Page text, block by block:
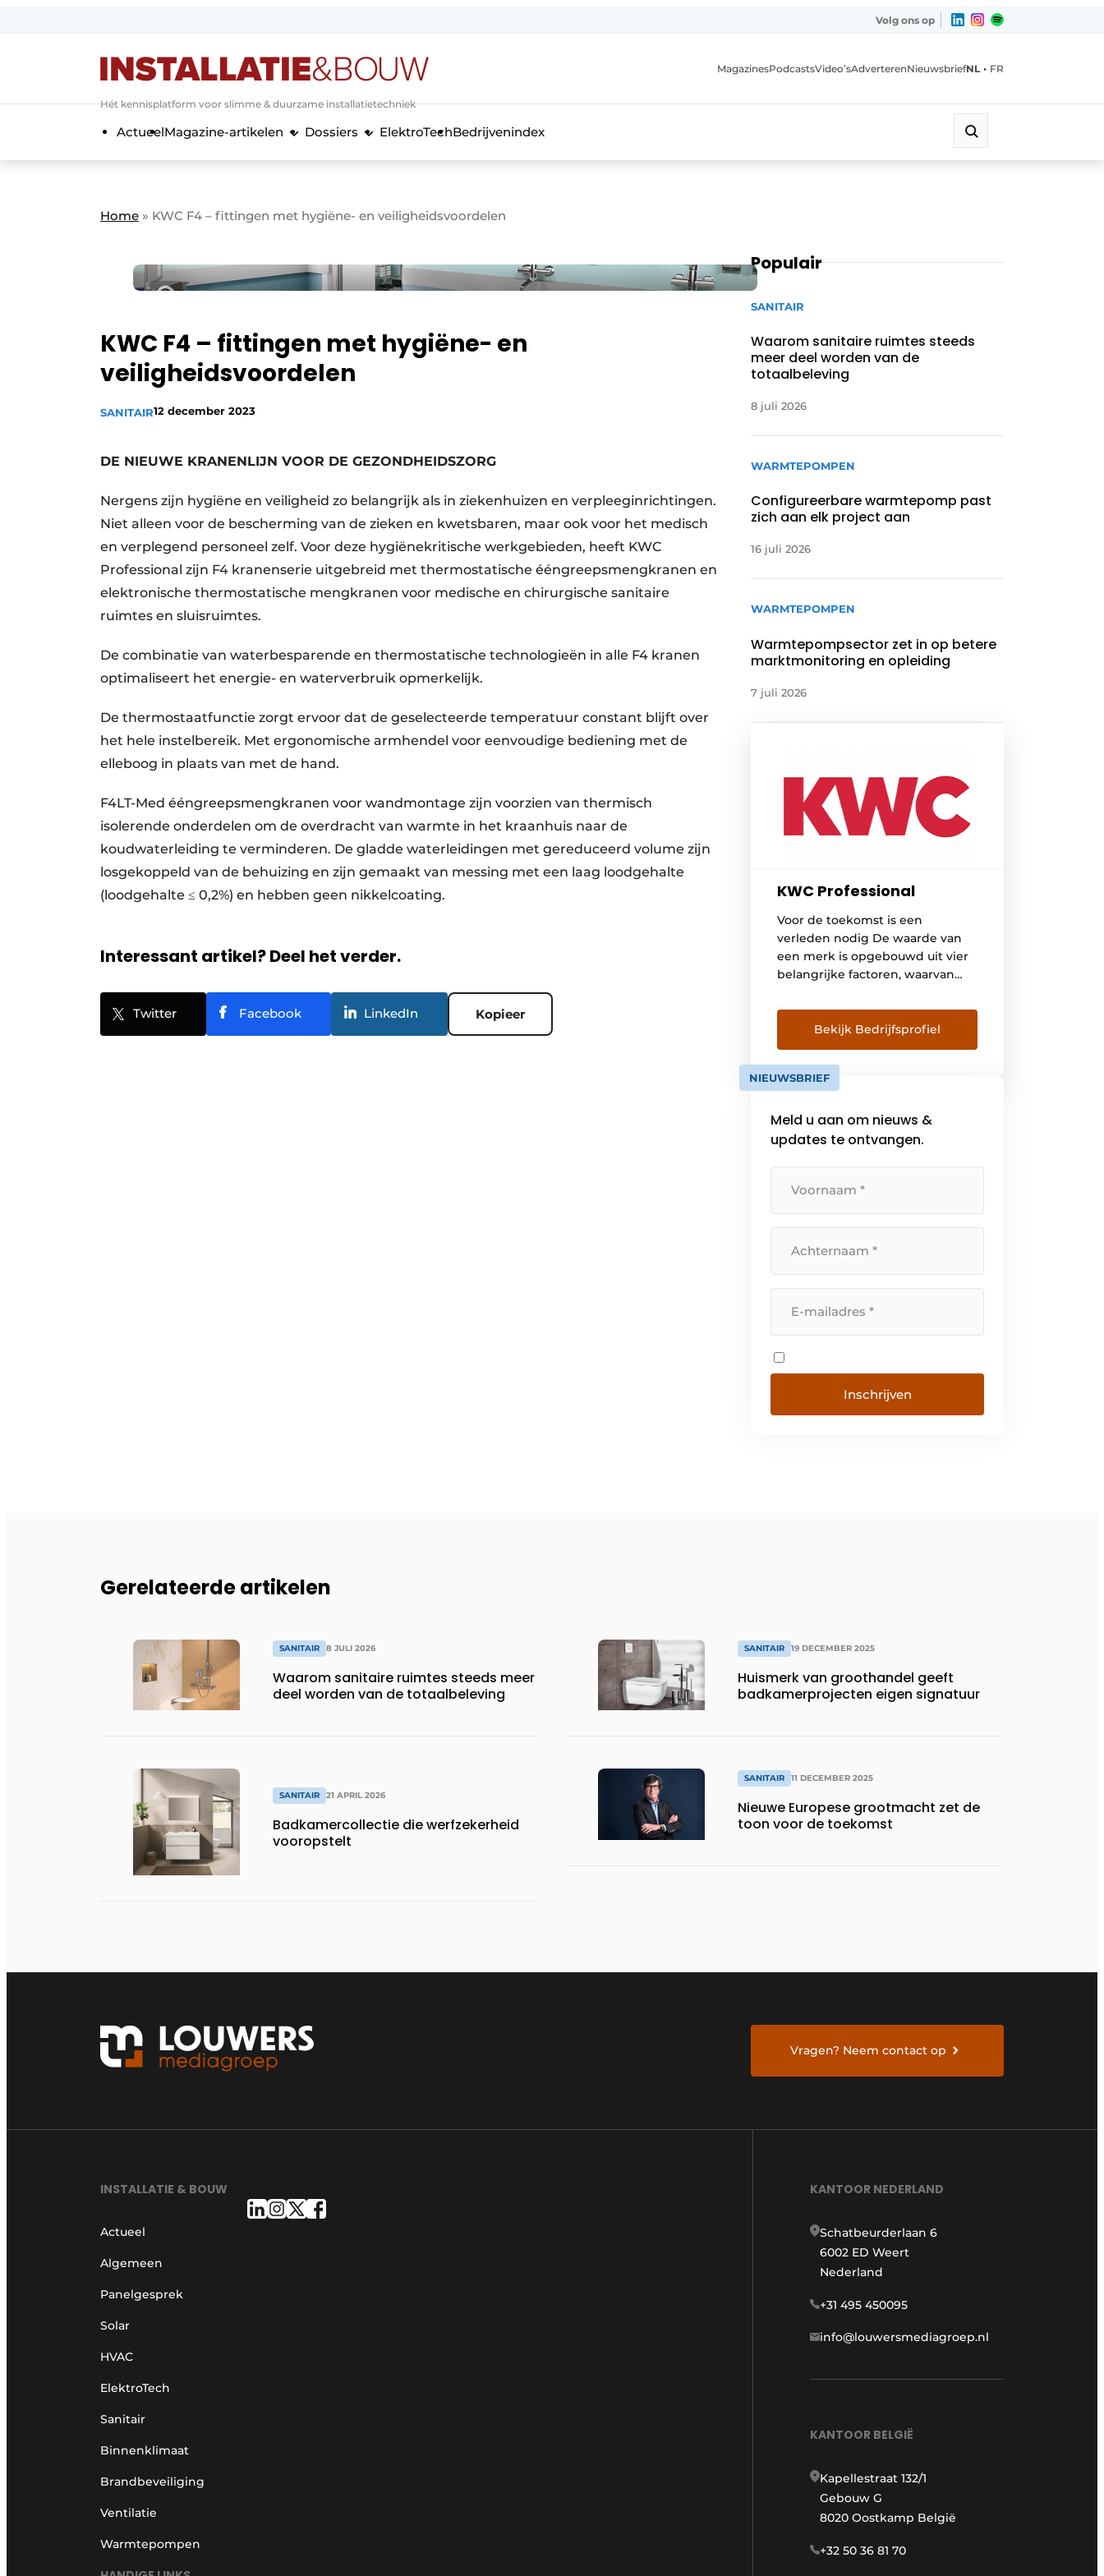
Algemene voorwaarden
Banner overzicht
BedrijvenAanmeldenBedankt voor de aanmelding
Bedrijven
Evenement aanmelden
Meest gelezen
Privacy / Cookie statement
Vacature aanmelden
Vacatures
Volg ons op
Hét kennisplatform voor slimme & duurzame installatietechniek
MagazinesPodcastsVideo’sAdverterenNieuwsbriefNL • FR
ActueelMagazine-artikelen Dossiers ElektroTechBedrijvenindex
Home » KWC F4 – fittingen met hygiëne- en veiligheidsvoordelen
KWC F4 – fittingen met hygiëne- en
veiligheidsvoordelen
SANITAIR12 december 2023
DE NIEUWE KRANENLIJN VOOR DE GEZONDHEIDSZORG
Nergens zijn hygiëne en veiligheid zo belangrijk als in ziekenhuizen en verpleeginrichtingen.
Niet alleen voor de bescherming van de zieken en kwetsbaren, maar ook voor het medisch
en verplegend personeel zelf. Voor deze hygiënekritische werkgebieden, heeft KWC
Professional zijn F4 kranenserie uitgebreid met thermostatische ééngreepsmengkranen en
elektronische thermostatische mengkranen voor medische en chirurgische sanitaire
ruimtes en sluisruimtes.
De combinatie van waterbesparende en thermostatische technologieën in alle F4 kranen
optimaliseert het energie- en waterverbruik opmerkelijk.
De thermostaatfunctie zorgt ervoor dat de geselecteerde temperatuur constant blijft over
het hele instelbereik. Met ergonomische armhendel voor eenvoudige bediening met de
elleboog in plaats van met de hand.
F4LT-Med ééngreepsmengkranen voor wandmontage zijn voorzien van thermisch
isolerende onderdelen om de overdracht van warmte in het kraanhuis naar de
koudwaterleiding te verminderen. De gladde waterleidingen met gereduceerd volume zijn
losgekoppeld van de behuizing en zijn gemaakt van messing met een laag loodgehalte
(loodgehalte ≤ 0,2%) en hebben geen nikkelcoating.
Interessant artikel? Deel het verder.
Twitter Facebook LinkedIn Kopieer
Populair
SANITAIR
Waarom sanitaire ruimtes steeds
meer deel worden van de
totaalbeleving
8 juli 2026
WARMTEPOMPEN
Configureerbare warmtepomp past
zich aan elk project aan
16 juli 2026
WARMTEPOMPEN
Warmtepompsector zet in op betere
marktmonitoring en opleiding
7 juli 2026
KWC Professional
Voor de toekomst is een
verleden nodig De waarde van
een merk is opgebouwd uit vier
belangrijke factoren, waarvan
waardering er drie zijn. De vierde
en belangrijkste is de kwaliteit,
die over een langere periode
absoluut hoogwaardig en
betrouwbaar moet blijken te zijn.
van een merk worden steeds […]
Bekijk Bedrijfsprofiel
NIEUWSBRIEF
Meld u aan om nieuws &
updates te ontvangen.
Gerelateerde artikelen
SANITAIR 8 JULI 2026
Waarom sanitaire ruimtes steeds meer
deel worden van de totaalbeleving
SANITAIR 21 APRIL 2026
Badkamercollectie die werfzekerheid
vooropstelt
SANITAIR 19 DECEMBER 2025
Huismerk van groothandel geeft
badkamerprojecten eigen signatuur
SANITAIR 11 DECEMBER 2025
Nieuwe Europese grootmacht zet de
toon voor de toekomst
Vragen? Neem contact op
INSTALLATIE & BOUW
Actueel
Algemeen
Panelgesprek
Solar
HVAC
ElektroTech
Sanitair
Binnenklimaat
Brandbeveiliging
Ventilatie
Warmtepompen
KANTOOR NEDERLAND
Schatbeurderlaan 6
6002 ED Weert
Nederland
+31 495 450095
info@louwersmediagroep.nl
KANTOOR BELGIË
Kapellestraat 132/1
Gebouw G
8020 Oostkamp België
+32 50 36 81 70